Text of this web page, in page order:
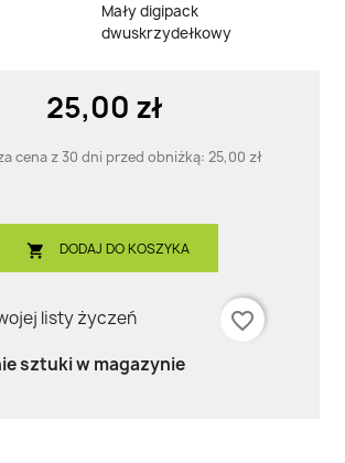
Mały digipack
dwuskrzydełkowy
25,00 zł
cena z 30 dni przed obniżką: 25,00 zł
 DODAJ DO KOSZYKA
listy życzeń
favorite_border
sztuki w magazynie